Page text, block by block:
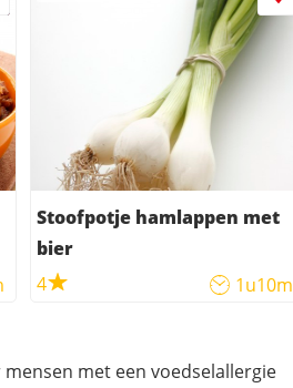
Stoofpotje hamlappen met
bier
4
1u10m
met een voedselallergie